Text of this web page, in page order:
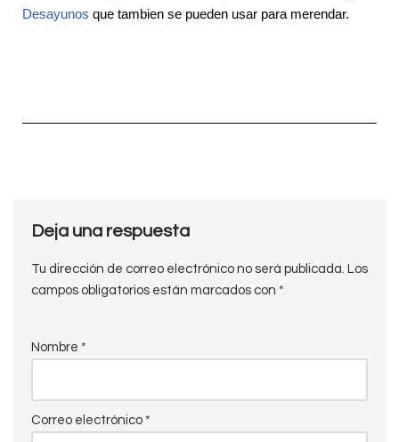
Desayunos que tambien se pueden usar para merendar.
Deja una respuesta
Tu dirección de correo electrónico no será publicada. Los
campos obligatorios están marcados con *
Nombre *
Correo electrónico *